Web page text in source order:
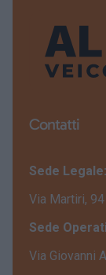
Contatti
Sede Legale:
Via Martiri,
Sede
Via Giovanni